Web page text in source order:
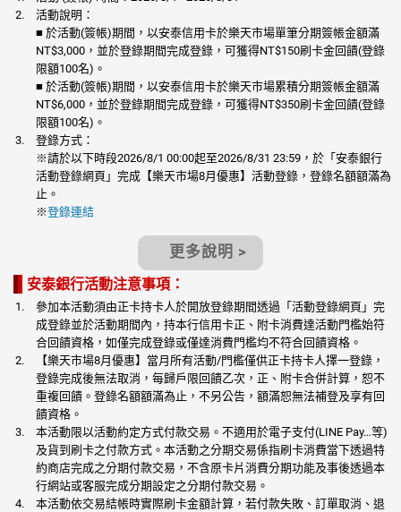
活動說明：
■ 於活動(簽帳)期間，以安泰信用卡於樂天市場單筆分期簽帳金額滿
NT$3,000，並於登錄期間完成登錄，可獲得NT$150刷卡金回饋(登錄
限額100名)。
■ 於活動(簽帳)期間，以安泰信用卡於樂天市場累積分期簽帳金額滿
NT$6,000，並於登錄期間完成登錄，可獲得NT$350刷卡金回饋(登錄
限額100名)。
登錄方式：
※請於以下時段2026/8/1 00:00起至2026/8/31 23:59，於「安泰銀行
活動登錄網頁」完成【樂天市場8月優惠】活動登錄，登錄名額額滿為
止。
※登錄連結
更多說明 >
安泰銀行活動注意事項：
參加本活動須由正卡持卡人於開放登錄期間透過「活動登錄網頁」完
成登錄並於活動期間內，持本行信用卡正、附卡消費達活動門檻始符
合回饋資格，如僅完成登錄或僅達消費門檻均不符合回饋資格。
【樂天市場8月優惠】當月所有活動/門檻僅供正卡持卡人擇一登錄，
登錄完成後無法取消，每歸戶限回饋乙次，正、附卡合併計算，恕不
重複回饋。登錄名額額滿為止，不另公告，額滿恕無法補登及享有回
饋資格。
本活動限以活動約定方式付款交易。不適用於電子支付(LINE Pay…等)
及貨到刷卡之付款方式。本活動之分期交易係指刷卡消費當下透過特
約商店完成之分期付款交易，不含原卡片消費分期功能及事後透過本
行網站或客服完成分期設定之分期付款交易。
本活動依交易結帳時實際刷卡金額計算，若付款失敗、訂單取消、退